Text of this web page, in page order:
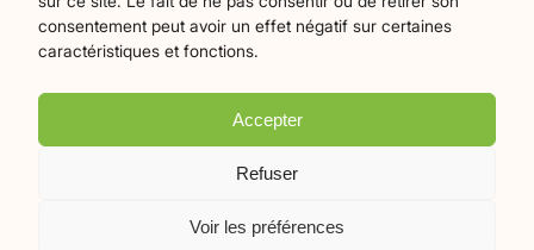
consentement peut avoir un effet négatif sur certaines
caractéristiques et fonctions.
Accepter
Refuser
Voir les préférences
La parole à nos lecteurs1 Nature et écologie75 Santé
sport27 Tourisme 19
Mentions légales
© 2026 Le Mille-Pattes - Tous droits réservés